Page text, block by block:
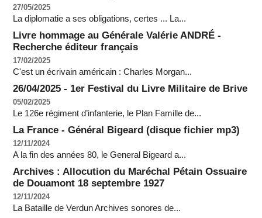
27/05/2025
La diplomatie a ses obligations, certes ... La...
Livre hommage au Générale Valérie ANDRÉ -
Recherche éditeur français
17/02/2025
C'est un écrivain américain : Charles Morgan...
26/04/2025 - 1er Festival du Livre Militaire de Brive
05/02/2025
Le 126e régiment d’infanterie, le Plan Famille de...
La France - Général Bigeard (disque fichier mp3)
12/11/2024
A la fin des années 80, le General Bigeard a...
Archives : Allocution du Maréchal Pétain Ossuaire
de Douamont 18 septembre 1927
12/11/2024
La Bataille de Verdun Archives sonores de...